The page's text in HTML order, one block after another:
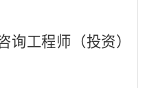
询工程师（投资）